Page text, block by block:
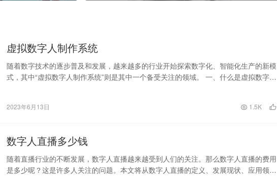
虚拟数字人制作系统
随着数字技术的逐步普及和发展，越来越多的行业开始探索数字化、智能化生产的新模
式，其中“虚拟数字人制作系统”则是其中一个备受关注的领域。 一、什么是虚拟数字人
2023年6月13日 1.5K
数字人直播多少钱
随着直播行业的不断发展，数字人直播越来越受到人们的关注。那么数字人直播的费用
是多少呢？这是许多人关注的问题。本文将从数字人直播的定义、发展现状、应用领